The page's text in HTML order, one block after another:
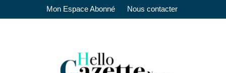
Mon Espace Abonné Nous contacter